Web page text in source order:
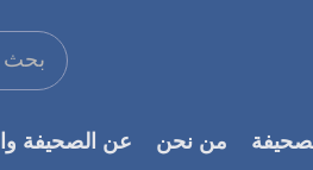
من نحن عن الصحيفة